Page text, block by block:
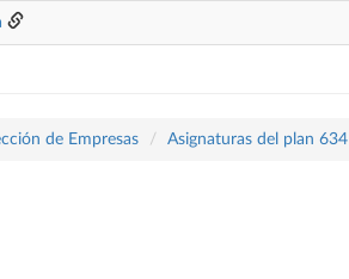
de Empresas Asignaturas del plan 634